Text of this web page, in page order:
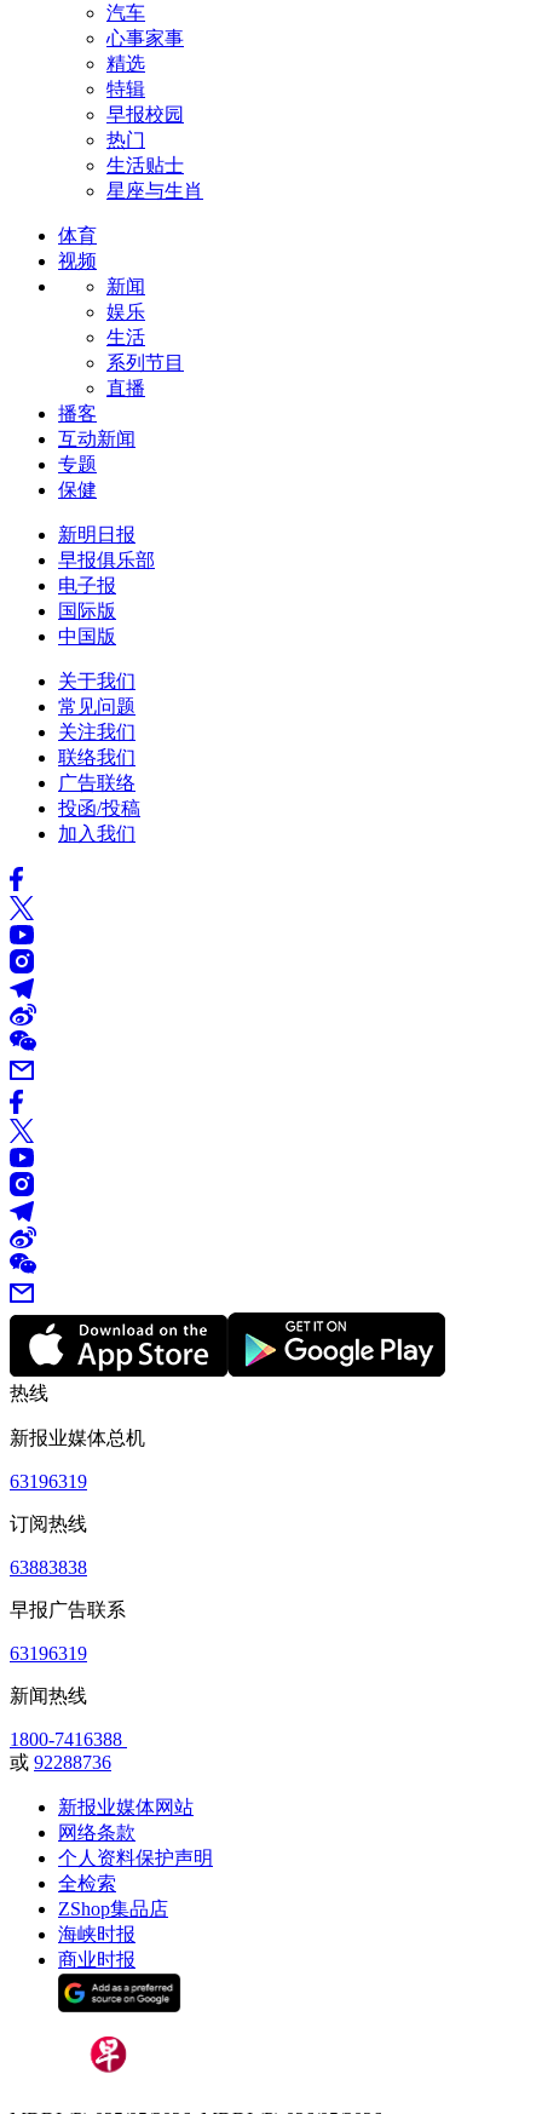
汽车
心事家事
精选
特辑
早报校园
热门
生活贴士
星座与生肖
体育
视频
新闻
娱乐
生活
系列节目
直播
播客
互动新闻
专题
保健
新明日报
早报俱乐部
电子报
国际版
中国版
关于我们
常见问题
关注我们
联络我们
广告联络
投函/投稿
加入我们
热线
新报业媒体总机
63196319
订阅热线
63883838
早报广告联系
63196319
新闻热线
1800-7416388
或 92288736
新报业媒体网站
网络条款
个人资料保护声明
全检索
ZShop集品店
海峡时报
商业时报